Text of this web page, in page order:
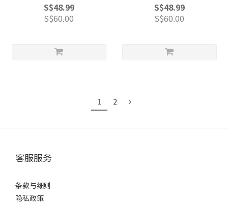
S$48.99
S$60.00
S$48.99
S$60.00
1 2
客服服务
条款与细则
隐私政策